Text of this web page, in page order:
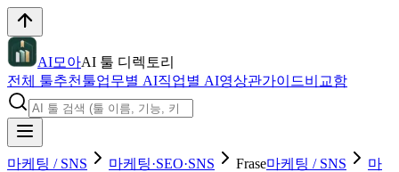
AI모아AI 툴 디렉토리
전체 툴추천툴업무별 AI직업별 AI영상관가이드비교함
마케팅 / SNS 마케팅·SEO·SNS Frase마케팅 / SNS
마